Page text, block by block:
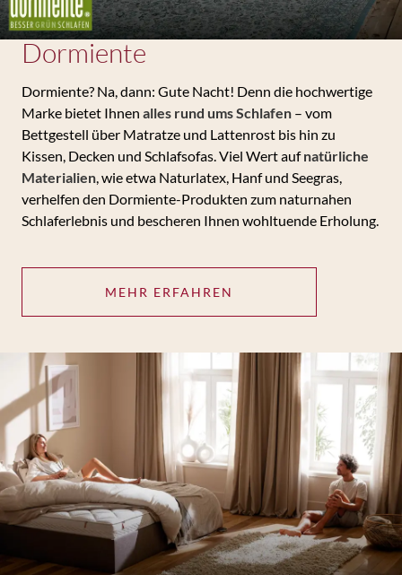
Dormiente
Dormiente? Na, dann: Gute Nacht! Denn die hochwertige
Marke bietet Ihnen alles rund ums Schlafen – vom
Bettgestell über Matratze und Lattenrost bis hin zu
Kissen, Decken und Schlafsofas. Viel Wert aufnatürliche
Materialien, wie etwa Naturlatex, Hanf und Seegras,
verhelfen den Dormiente-Produkten zum naturnahen
Schlaferlebnis und bescheren Ihnen wohltuende Erholung.
MEHR ERFAHREN